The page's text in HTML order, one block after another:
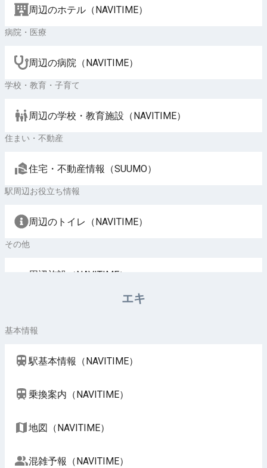
周辺のホテル（NAVITIME）
病院・医療
周辺の病院（NAVITIME）
学校・教育・子育て
周辺の学校・教育施設（NAVITIME）
住まい・不動産
住宅・不動産情報（SUUMO）
駅周辺お役立ち情報
周辺のトイレ（NAVITIME）
その他
周辺施設（NAVITIME）
エキ
基本情報
駅基本情報（NAVITIME）
乗換案内（NAVITIME）
地図（NAVITIME）
混雑予報（NAVITIME）